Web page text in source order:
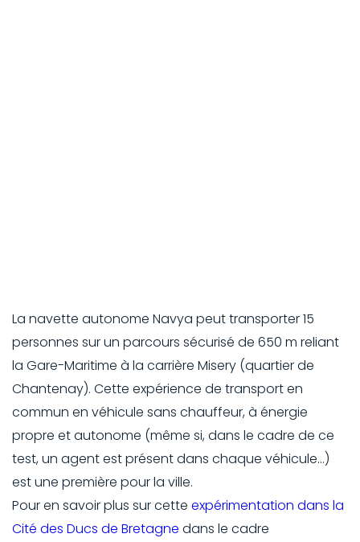
La navette autonome Navya peut transporter 15
personnes sur un parcours sécurisé de 650 m reliant
la Gare-Maritime à la carrière Misery (quartier de
Chantenay). Cette expérience de transport en
commun en véhicule sans chauffeur, à énergie
propre et autonome (même si, dans le cadre de ce
test, un agent est présent dans chaque véhicule…)
est une première pour la ville.
Pour en savoir plus sur cette expérimentation dans la
Cité des Ducs de Bretagne dans le cadre